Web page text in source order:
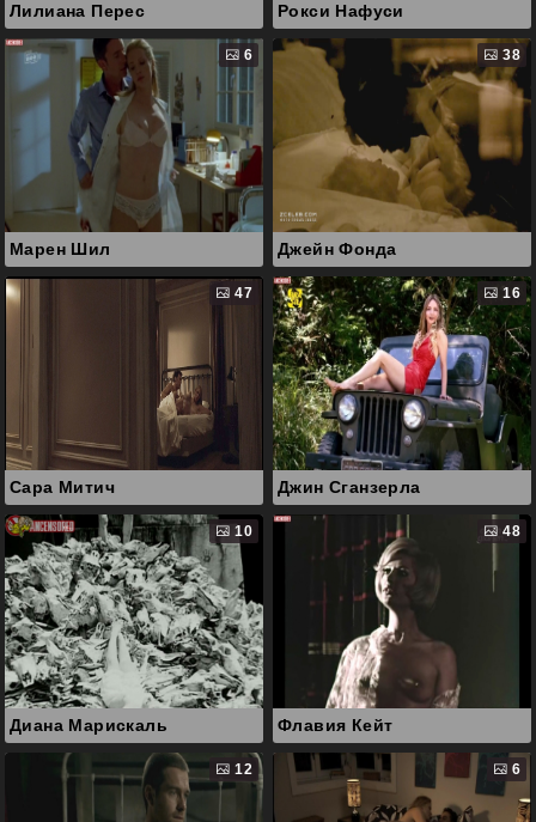
Лилиана Перес Рокси Нафуси
6
Марен Шил
38
Джейн Фонда
47
Сара Митич
16
Джин Сганзерла
10
Диана Марискаль
48
Флавия Кейт
12 6